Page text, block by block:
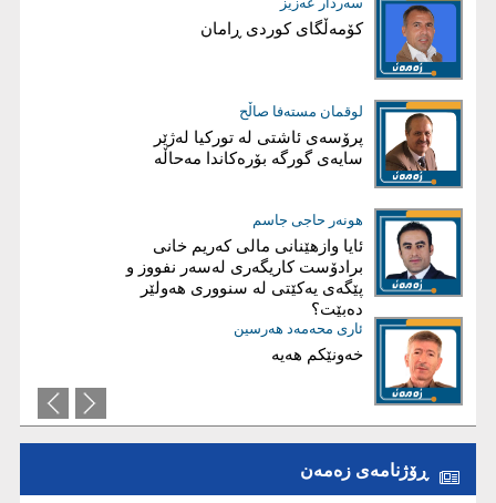
کۆمەڵگای کوردی ڕامان
لوقمان مستەفا صاڵح
پرۆسەی ئاشتی لە توركیا لەژێر
سایەی گورگە بۆرەكاندا مەحاڵە
هونەر حاجی جاسم
ئایا وازهێنانی مالی کەریم‌ خانی
برادۆست کاریگەری لەسەر نفووز و
پێگەی یەکێتی لە سنووری هەولێر
دەبێت؟
ئاری محەمەد هەرسین
خەونێکم هەیە
قەیرانی دارایی عێراق، کەمی داهات
فارس نەورۆڵی
شەڕ لەسەر هیچ!
ئاریز عەبدوڵا
ئايا چۆن هەرێم دەڕوخێ؟
عیماد ئه‌حمه‌د
بریاری دروست؛ بناغەی سەرکەوتنە
ڕۆژنامەی زەمەن